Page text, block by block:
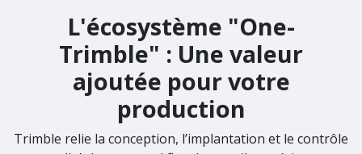
L'écosystème "One-
Trimble" : Une valeur
ajoutée pour votre
production
Trimble relie la conception, l’implantation et le contrôle